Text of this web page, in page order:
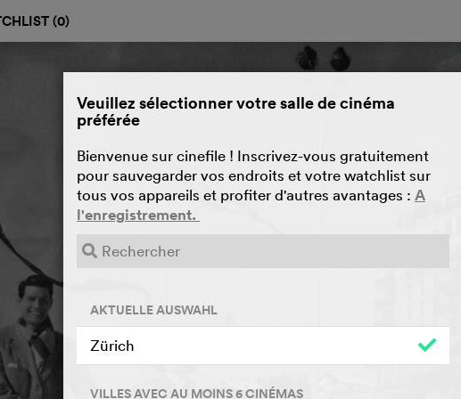
(0)
Veuillez sélectionner votre salle de cinéma
préférée
Bienvenue sur cinefile ! Inscrivez-vous gratuitement
pour sauvegarder vos endroits et votre watchlist sur
tous vos appareils et profiter d'autres avantages : A
l'enregistrement.
AKTUELLE AUSWAHL
Zürich
VILLES AVEC AU MOINS 6 CINÉMAS